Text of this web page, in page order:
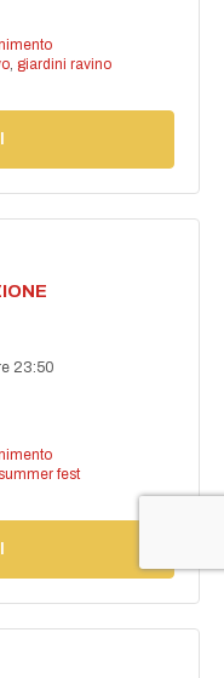
, giardini ravino
23:50
fest